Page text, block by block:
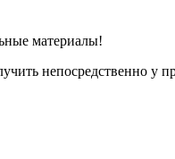
материалы!
непосредственно у